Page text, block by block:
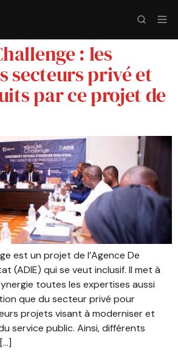
: les
secteurs privé et
par ce projet de
est un projet de l’Agence De
(ADIE) qui se veut inclusif. Il met à
toutes les expertises aussi
que du secteur privé pour
projets visant à moderniser et
service public. Ainsi, différents